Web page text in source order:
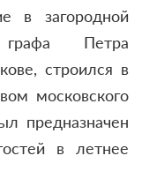
в загородной
графа Петра
строился в
московского
предназначен
в летнее